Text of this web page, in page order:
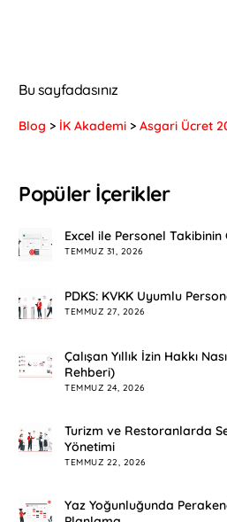
Bu sayfadasınız
Blog > İK Akademi >Asgari Ücret
Popüler İçerikler
Excel ile Personel
TEMMUZ 31, 2026
PDKS: KVKK Uyumlu
TEMMUZ 27, 2026
Çalışan Yıllık İzin Hakkı
Rehberi)
TEMMUZ 24, 2026
Turizm ve Restoranlarda
Yönetimi
TEMMUZ 22, 2026
Yaz Yoğunluğunda